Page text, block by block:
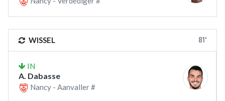
WISSEL 81'
IN
A. Dabasse
Nancy - Aanvaller #